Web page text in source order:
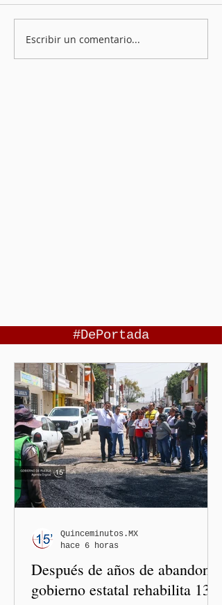
Escribir un comentario...
#DePortada
Después de años de abandono,
gobierno estatal rehabilita 13
Quinceminutos.MX
hace 6 horas